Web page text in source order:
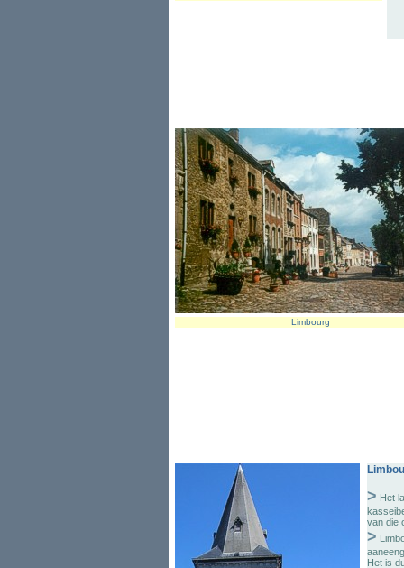
Limbourg
> Het
van die
>
Het is